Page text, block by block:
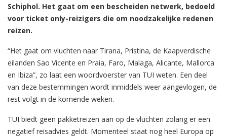
Schiphol. Het gaat om een bescheiden netwerk, bedoeld
voor ticket only-reizigers die om noodzakelijke redenen
reizen.
“Het gaat om vluchten naar Tirana, Pristina, de Kaapverdische
eilanden Sao Vicente en Praia, Faro, Malaga, Alicante, Mallorca
en Ibiza”, zo laat een woordvoerster van TUI weten. Een deel
van deze bestemmingen wordt inmiddels weer aangevlogen, de
rest volgt in de komende weken.
TUI biedt geen pakketreizen aan op de vluchten zolang er een
negatief reisadvies geldt. Momenteel staat nog heel Europa op